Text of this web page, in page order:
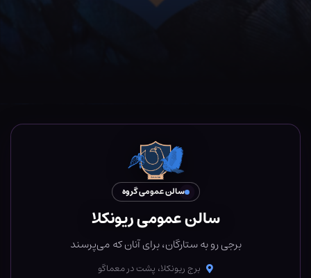
سالن عمومی گروه
سالن عمومی ریونکلا
برجی رو به ستارگان، برای آنان که می‌پرسند
برج ریونکلا، پشت در معماگو